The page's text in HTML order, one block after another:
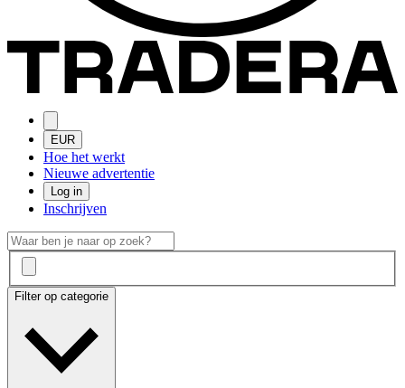
EUR
Hoe het werkt
Nieuwe advertentie
Log in
Inschrijven
Filter op categorie